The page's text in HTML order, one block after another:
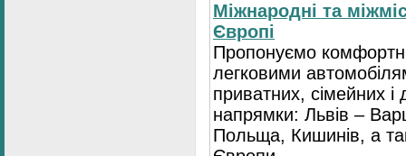
Міжнародні та
Європі
Пропонуємо
легковими
приватних, сімейних і
напрямки: Львів –
Польща, Кишинів, а